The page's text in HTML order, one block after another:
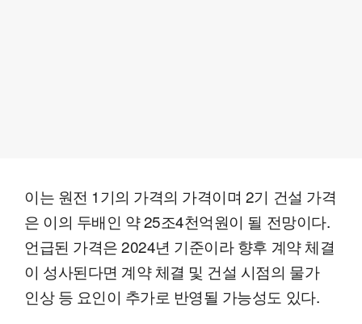
이는 원전 1기의 가격의 가격이며 2기 건설 가격
은 이의 두배인 약 25조4천억원이 될 전망이다.
언급된 가격은 2024년 기준이라 향후 계약 체결
이 성사된다면 계약 체결 및 건설 시점의 물가
인상 등 요인이 추가로 반영될 가능성도 있다.